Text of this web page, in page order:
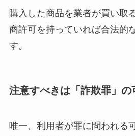
購入した商品を業者が買い取
商許可を持っていれば合法的
す。
注意すべきは「詐欺罪」の
唯一、利用者が罪に問われる